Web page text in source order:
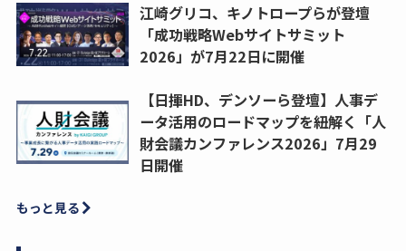
江崎グリコ、キノトロープらが登壇
「成功戦略Webサイトサミット
2026」が7月22日に開催
【日揮HD、デンソーら登壇】人事デ
ータ活用のロードマップを紐解く「人
財会議カンファレンス2026」7月29
日開催
もっと見る